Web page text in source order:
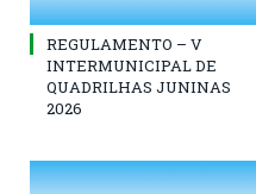
REGULAMENTO – V
INTERMUNICIPAL DE
QUADRILHAS JUNINAS
2026